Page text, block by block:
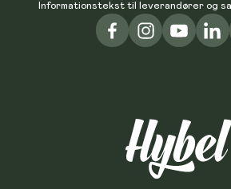
Informationstekst til leverandører og